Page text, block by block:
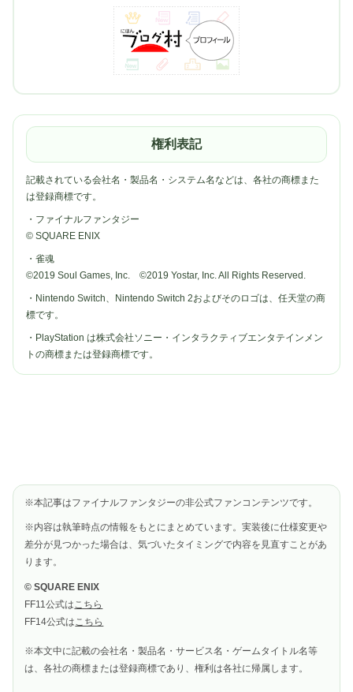
権利表記
記載されている会社名・製品名・システム名などは、各社の商標また
は登録商標です。
・ファイナルファンタジー
© SQUARE ENIX
・雀魂
©2019 Soul Games, Inc. ©2019 Yostar, Inc. All Rights Reserved.
・Nintendo Switch、Nintendo Switch 2およびそのロゴは、任天堂の商
標です。
・PlayStation は株式会社ソニー・インタラクティブエンタテインメン
トの商標または登録商標です。
※本記事はファイナルファンタジーの非公式ファンコンテンツです。
※内容は執筆時点の情報をもとにまとめています。実装後に仕様変更や
差分が見つかった場合は、気づいたタイミングで内容を見直すことがあ
ります。
© SQUARE ENIX
FF11公式は こちら
FF14公式は こちら
※本文中に記載の会社名・製品名・サービス名・ゲームタイトル名等
は、各社の商標または登録商標であり、権利は各社に帰属します。